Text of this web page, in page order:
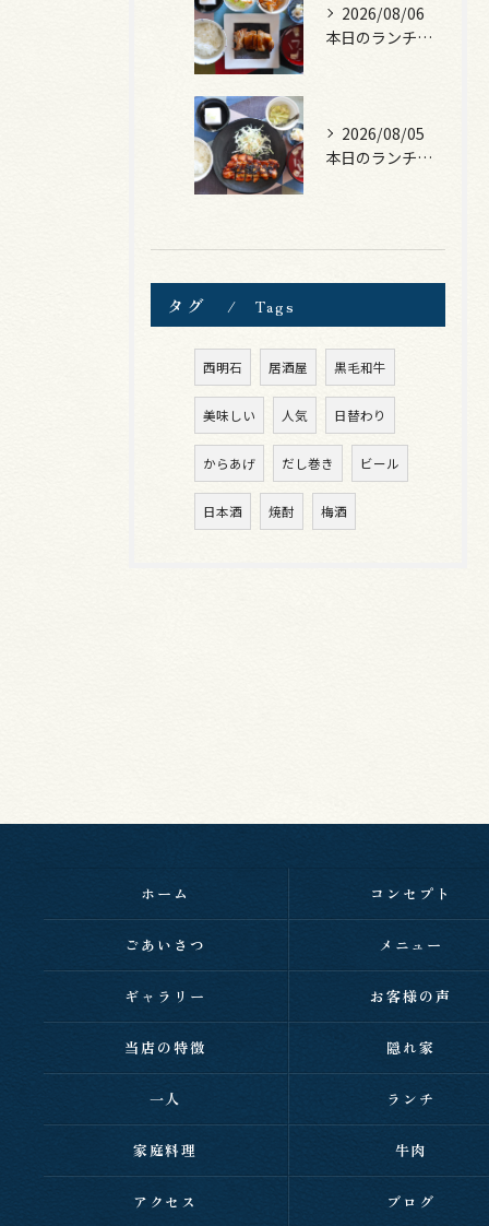
2026/08/06
本日のランチは、照焼きチキン！
2026/08/05
本日のランチは、ロース豚カツ梅はさみ！
タグ Tags
西明石 居酒屋 黒毛和牛
美味しい 人気 日替わり
からあげ だし巻き ビール
日本酒 焼酎 梅酒
ホーム コンセプト
ごあいさつ メニュー
ギャラリー お客様の声
当店の特徴 隠れ家
一人 ランチ
家庭料理 牛肉
アクセス ブログ